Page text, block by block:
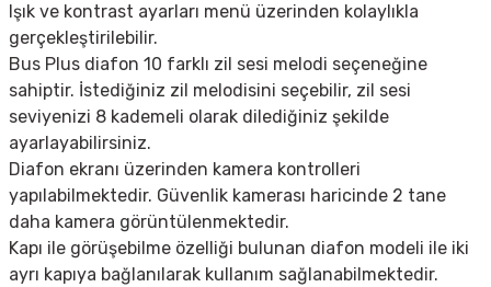
Işık ve kontrast ayarları menü üzerinden kolaylıkla
gerçekleştirilebilir.
Bus Plus diafon 10 farklı zil sesi melodi seçeneğine
sahiptir. İstediğiniz zil melodisini seçebilir, zil sesi
seviyenizi 8 kademeli olarak dilediğiniz şekilde
ayarlayabilirsiniz.
Diafon ekranı üzerinden kamera kontrolleri
yapılabilmektedir. Güvenlik kamerası haricinde 2 tane
daha kamera görüntülenmektedir.
Kapı ile görüşebilme özelliği bulunan diafon modeli ile iki
ayrı kapıya bağlanılarak kullanım sağlanabilmektedir.